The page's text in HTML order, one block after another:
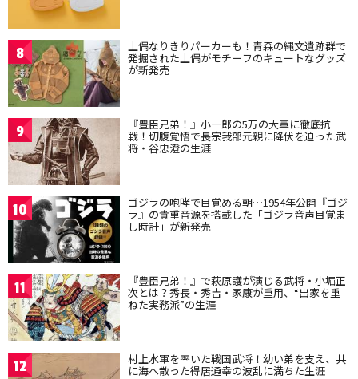
8 土偶なりきりパーカーも！青森の縄文遺跡群で
発掘された土偶がモチーフのキュートなグッズ
が新発売
9 『豊臣兄弟！』小一郎の5万の大軍に徹底抗
戦！切腹覚悟で長宗我部元親に降伏を迫った武
将・谷忠澄の生涯
10 ゴジラの咆哮で目覚める朝…1954年公開『ゴジ
ラ』の貴重音源を搭載した「ゴジラ音声目覚ま
し時計」が新発売
11 『豊臣兄弟！』で萩原護が演じる武将・小堀正
次とは？秀長・秀吉・家康が重用、“出家を重
ねた実務派”の生涯
12 村上水軍を率いた戦国武将！幼い弟を支え、共
に海へ散った得居通幸の波乱に満ちた生涯